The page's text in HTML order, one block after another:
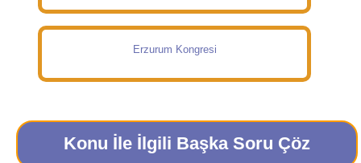
Erzurum Kongresi
Konu İle İlgili Başka Soru Çöz